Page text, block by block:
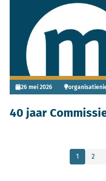
40 jaar
26 mei 2026
1 2